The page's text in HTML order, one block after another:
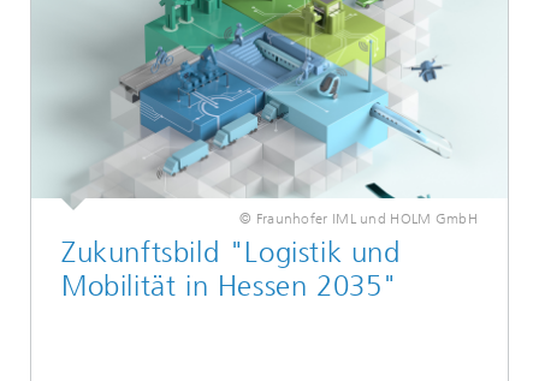
© Fraunhofer IML und HOLM GmbH
Zukunftsbild "Logistik und
Mobilität in Hessen 2035"